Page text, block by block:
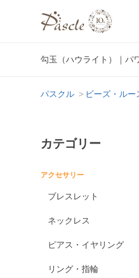
勾玉（ハウライト）｜パ
パスクル ビーズ・ルー
カテゴリー
アクセサリー
ブレスレット
ネックレス
ピアス・イヤリング
リング・指輪